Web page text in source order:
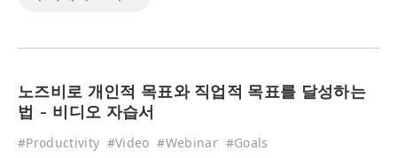
노즈비로 개인적 목표와 직업적 목표를 달성하는
법 - 비디오 자습서
#Productivity #Video #Webinar#Goals